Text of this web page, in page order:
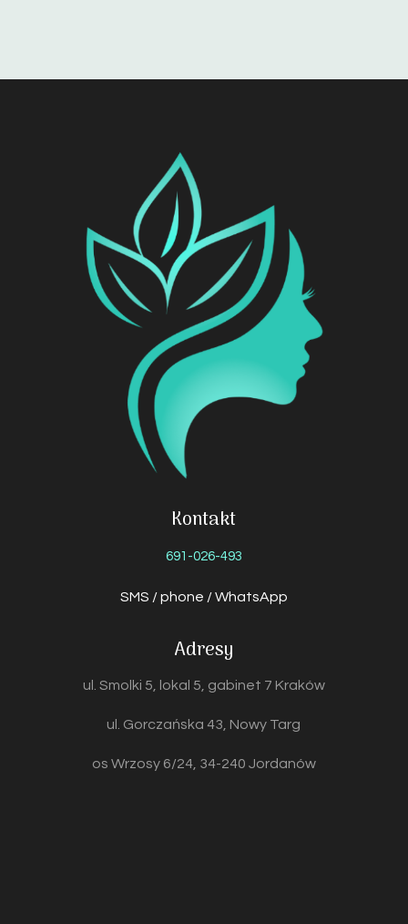
Kontakt
691-026-493
SMS / phone / WhatsApp
Adresy
ul. Smolki 5, lokal 5, gabinet 7 Kraków
ul. Gorczańska 43, Nowy Targ
os Wrzosy 6/24, 34-240 Jordanów